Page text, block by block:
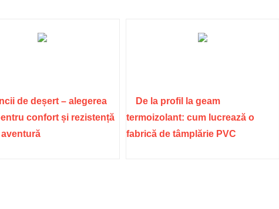
de deșert – alegerea
confort și rezistență
De la profil la geam
termoizolant: cum lucrează o
fabrică de tâmplărie PVC